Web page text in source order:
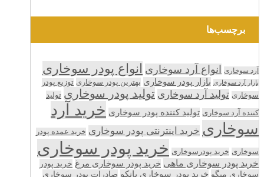
برچسب‌ها
آرد سوخاری انواع آرد سوخاری انواع پودر سوخاری
بازار آرد سوخاری بازار پودر سوخاری بهترین پودر سوخاری توزیع پودر
سوخاری تولید آرد سوخاری تولید پودر سوخاری تولید
کننده آرد سوخاری تولید کننده پودر سوخاری خرید آرد
سوخاری خرید اینترنتی پودر سوخاری خرید عمده پودر
سوخاری خرید پودرسوخاری خرید پودر سوخاری
خرید پودر سوخاری ماهی خرید پودر سوخاری مرغ خرید پودر
سوخاری میگو خرید پودر سوخاری پانکو صادرات پودر سوخاری